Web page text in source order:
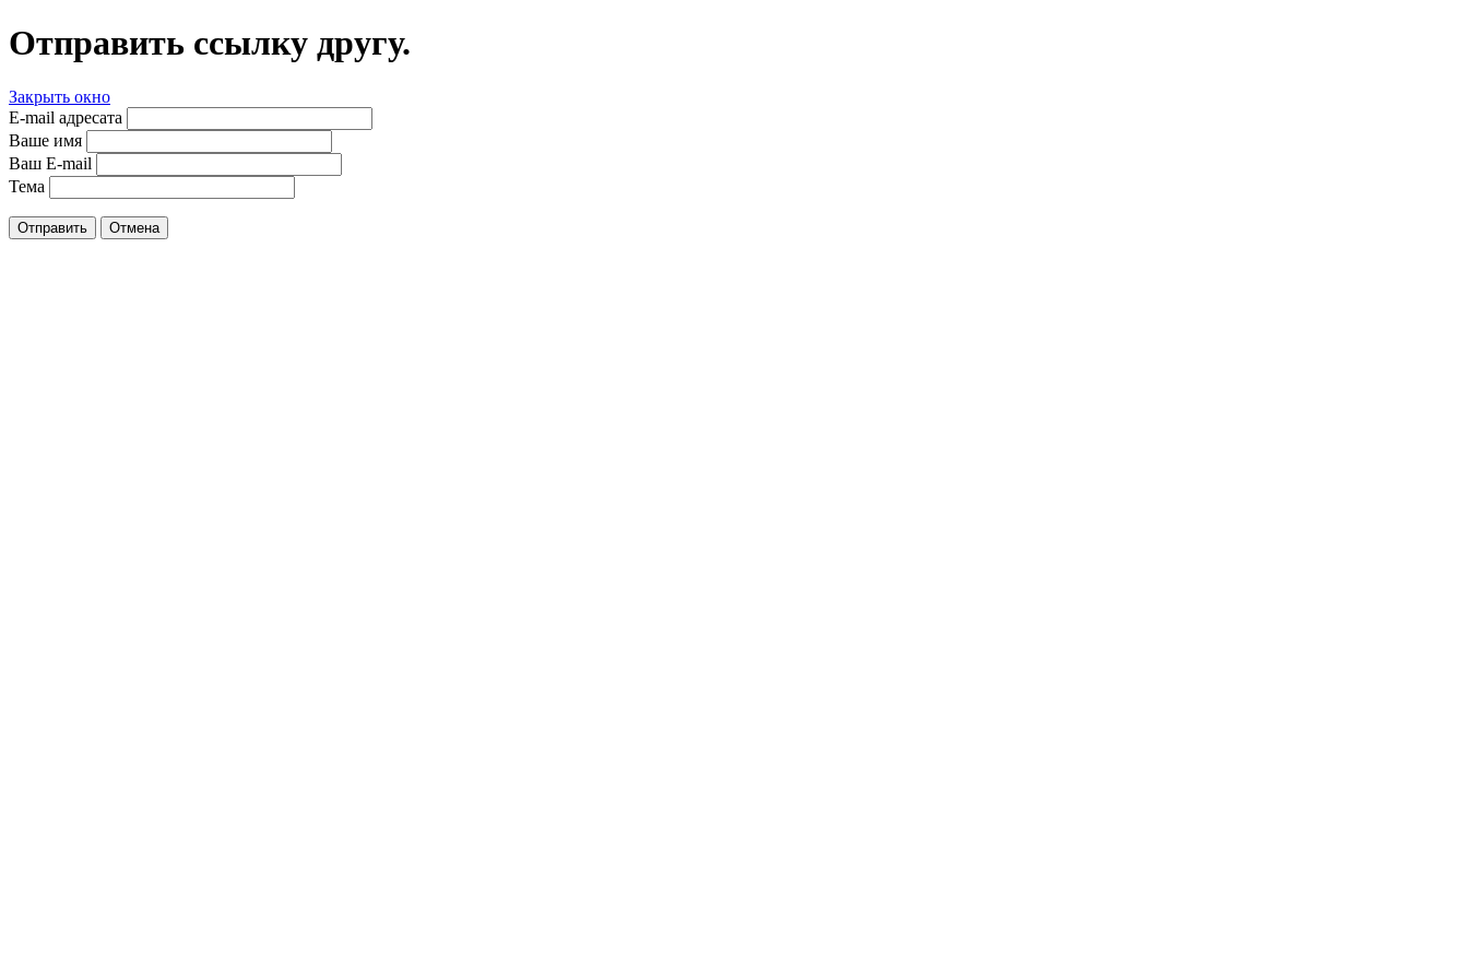
Отправить ссылку другу.
Закрыть окно
E-mail адресата
Ваше имя
Ваш E-mail
Тема
Отправить Отмена